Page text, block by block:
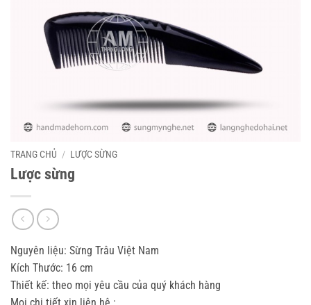
TRANG CHỦ / LƯỢC SỪNG
Lược sừng
Nguyên liệu: Sừng Trâu Việt Nam
Kích Thước: 16 cm
Thiết kế: theo mọi yêu cầu của quý khách hàng